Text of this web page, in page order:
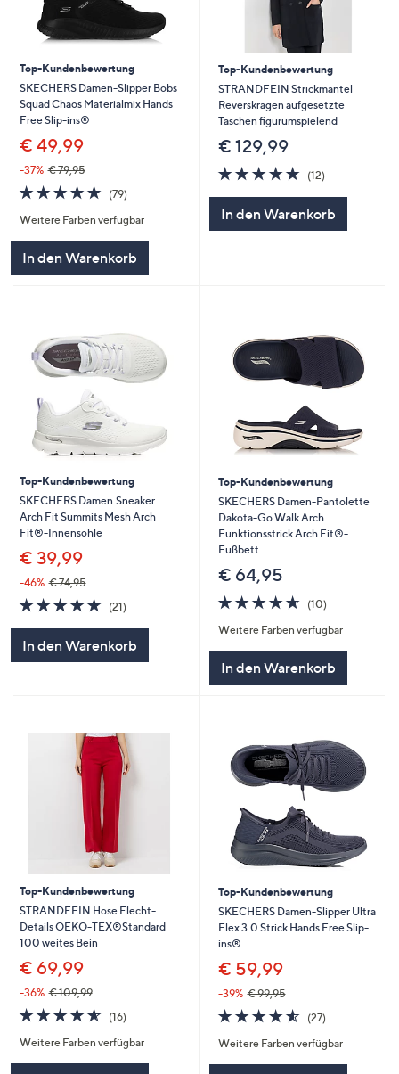
Top-Kundenbewertung
SKECHERS Damen-Slipper Bobs
Squad Chaos Materialmix Hands
Free Slip-ins®
€ 49,99
-37% € 79,95
4.8
von
5
(79)79
Weitere Farben verfügbar
In den Warenkorb
Top-Kundenbewertung
STRANDFEIN Strickmantel
Reverskragen aufgesetzte
Taschen figurumspielend
€ 129,99
4.8
von
(12)12
In den Warenkorb
Top-Kundenbewertung
SKECHERS Damen.Sneaker
Arch Fit Summits Mesh Arch
Fit®-Innensohle
€ 39,99
-46% € 74,95
4.7
von
(21)21
In den Warenkorb
Top-Kundenbewertung
SKECHERS Damen-Pantolette
Dakota-Go Walk Arch
Funktionsstrick Arch Fit®-
Fußbett
€ 64,95
4.6
von
5
(10)10
Weitere Farben verfügbar
In den Warenkorb
Top-Kundenbewertung
STRANDFEIN Hose Flecht-
Details OEKO-TEX®Standard
100 weites Bein
€ 69,99
-36% € 109,99
4.6
von
5
(16)16
Weitere Farben verfügbar
Top-Kundenbewertung
SKECHERS Damen-Slipper Ultra
Flex 3.0 Strick Hands Free Slip-
ins®
€ 59,99
-39% € 99,95
4.5
von
5
(27)27
Weitere Farben verfügbar